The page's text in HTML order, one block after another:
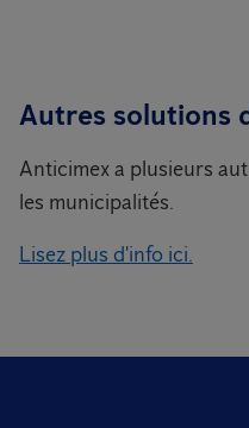
Autres solutions
Anticimex a plusieurs
les municipalités.
Lisez plus d'info ici.